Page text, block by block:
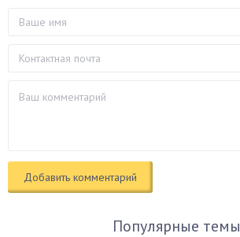
Популярные темы